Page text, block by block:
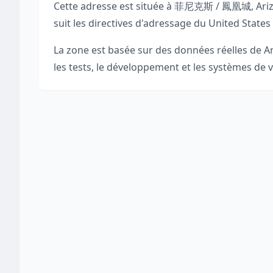
Cette adresse est située à 菲尼克斯 / 鳳凰城,
suit les directives d'adressage du United States
La zone est basée sur des données réelles de
les tests, le développement et les systèmes de